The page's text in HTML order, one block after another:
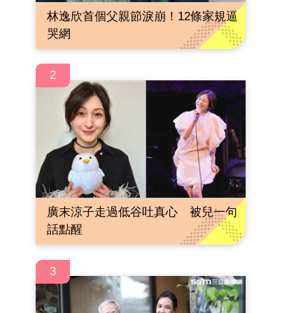
林逸欣首個父親節淚崩！12條家規逼
哭網
2
廣末涼子走過低谷吐真心 被兒一句
話點醒
3